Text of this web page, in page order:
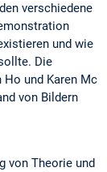
verschiedene
und wie
Die
und Karen Mc
von Bildern
von Theorie und